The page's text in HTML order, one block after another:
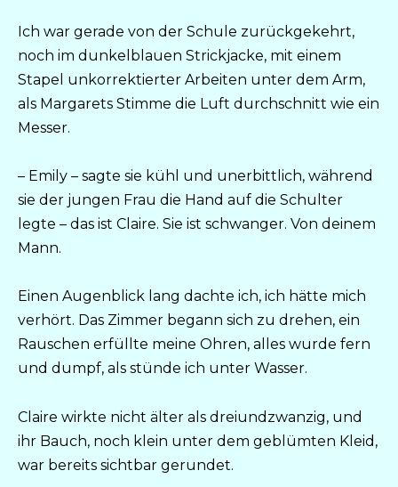
Ich war gerade von der Schule zurückgekehrt,
noch im dunkelblauen Strickjacke, mit einem
Stapel unkorrektierter Arbeiten unter dem Arm,
als Margarets Stimme die Luft durchschnitt wie ein
Messer.
– Emily – sagte sie kühl und unerbittlich, während
sie der jungen Frau die Hand auf die Schulter
legte – das ist Claire. Sie ist schwanger. Von deinem
Mann.
Einen Augenblick lang dachte ich, ich hätte mich
verhört. Das Zimmer begann sich zu drehen, ein
Rauschen erfüllte meine Ohren, alles wurde fern
und dumpf, als stünde ich unter Wasser.
Claire wirkte nicht älter als dreiundzwanzig, und
ihr Bauch, noch klein unter dem geblümten Kleid,
war bereits sichtbar gerundet.